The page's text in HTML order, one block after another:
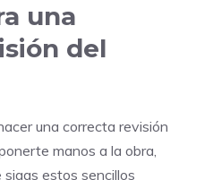
una
del
una correcta revisión
manos a la obra,
sigas estos sencillos